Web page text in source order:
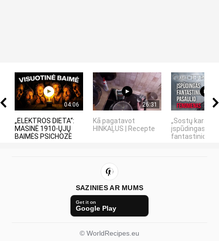
04:06
„ELEKTROS DIETA“:
MASINĖ 1910-ŲJŲ
BAIMĖS PSICHOZĖ
26:31
Kā pagatavot
HINKAĻUS | Recepte
„Sostų karai" -
įspūdingas
fantastinio
SAZINIES AR MUMS
Get it on
Google Play
© WorldRecipes.eu